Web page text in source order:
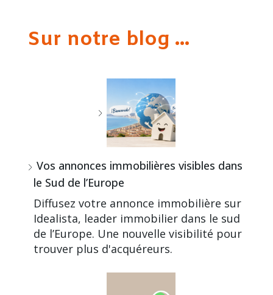
Sur notre blog ...
Vos annonces immobilières visibles dans
le Sud de l’Europe
Diffusez votre annonce immobilière sur
Idealista, leader immobilier dans le sud
de l’Europe. Une nouvelle visibilité pour
trouver plus d'acquéreurs.